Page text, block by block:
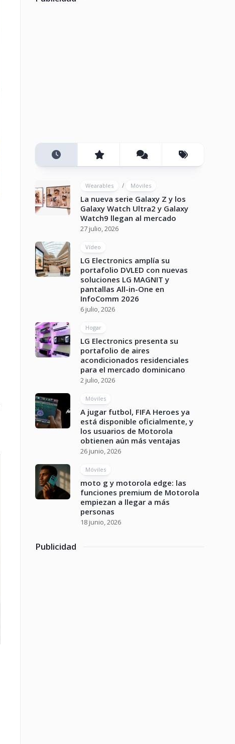
Wearables / Móviles
La nueva serie Galaxy Z y los
Galaxy Watch Ultra2 y Galaxy
Watch9 llegan al mercado
27 julio, 2026
Vídeo
LG Electronics amplía su
portafolio DVLED con nuevas
soluciones LG MAGNIT y
pantallas All-in-One en
InfoComm 2026
6 julio, 2026
Hogar
LG Electronics presenta su
portafolio de aires
acondicionados residenciales
para el mercado dominicano
2 julio, 2026
Móviles
A jugar futbol, FIFA Heroes ya
está disponible oficialmente, y
los usuarios de Motorola
obtienen aún más ventajas
26 junio, 2026
Móviles
moto g y motorola edge: las
funciones premium de Motorola
empiezan a llegar a más
personas
18 junio, 2026
Publicidad